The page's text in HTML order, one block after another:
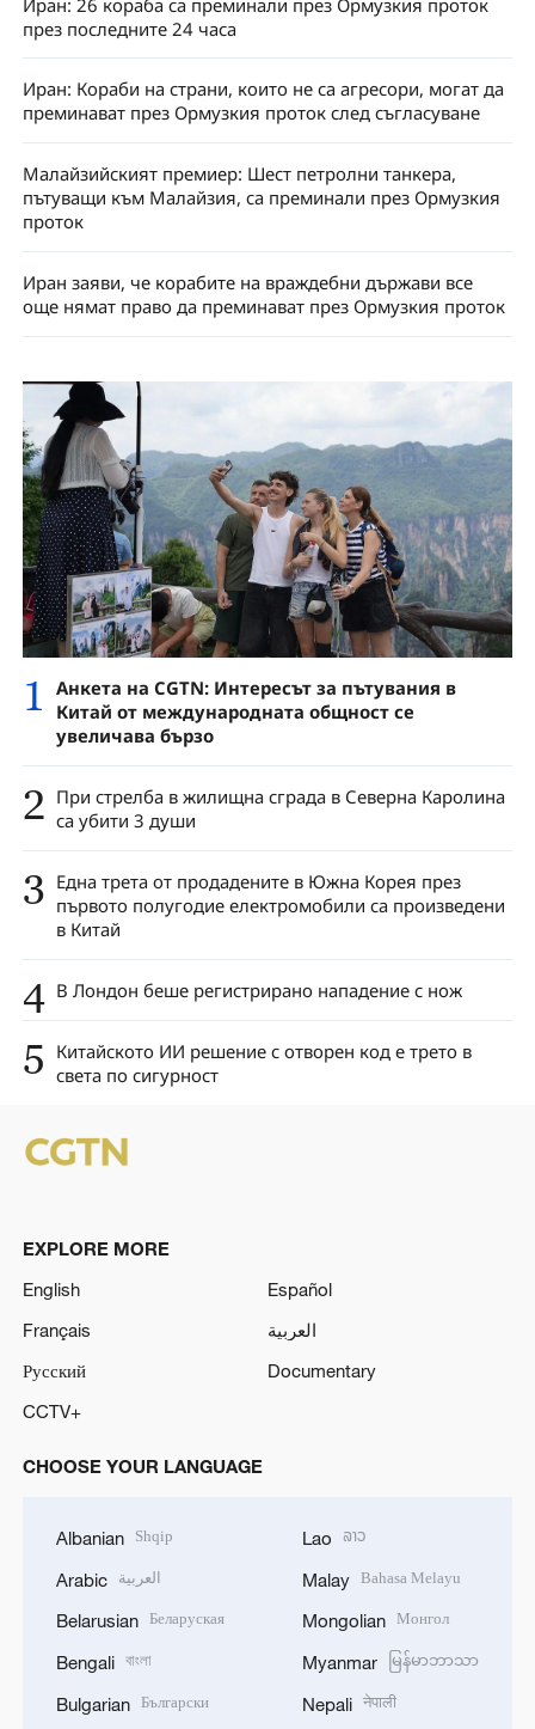
през последните 24 часа
Иран: Кораби на страни, които не са агресори, могат да
преминават през Ормузкия проток след съгласуване
Малайзийският премиер: Шест петролни танкера,
пътуващи към Малайзия, са преминали през Ормузкия
проток
Иран заяви, че корабите на враждебни държави все
още нямат право да преминават през Ормузкия проток
1 Анкета на CGTN: Интересът за пътувания в
Китай от международната общност се
увеличава бързо
2 При стрелба в жилищна сграда в Северна Каролина
са убити 3 души
3 Една трета от продадените в Южна Корея през
първото полугодие електромобили са произведени
в Китай
4 В Лондон беше регистрирано нападение с нож
5 Китайското ИИ решение с отворен код е трето в
света по сигурност
EXPLORE MORE
English
Español
Français
العربية
Русский
Documentary
CCTV+
CHOOSE YOUR LANGUAGE
Albanian Shqip
Arabic العربية
Belarusian Беларуская
Bengali বাংলা
Bulgarian Български
Lao ລາວ
Malay Bahasa Melayu
Mongolian Монгол
Myanmar မြန်မာဘာသာ
Nepali नेपाली